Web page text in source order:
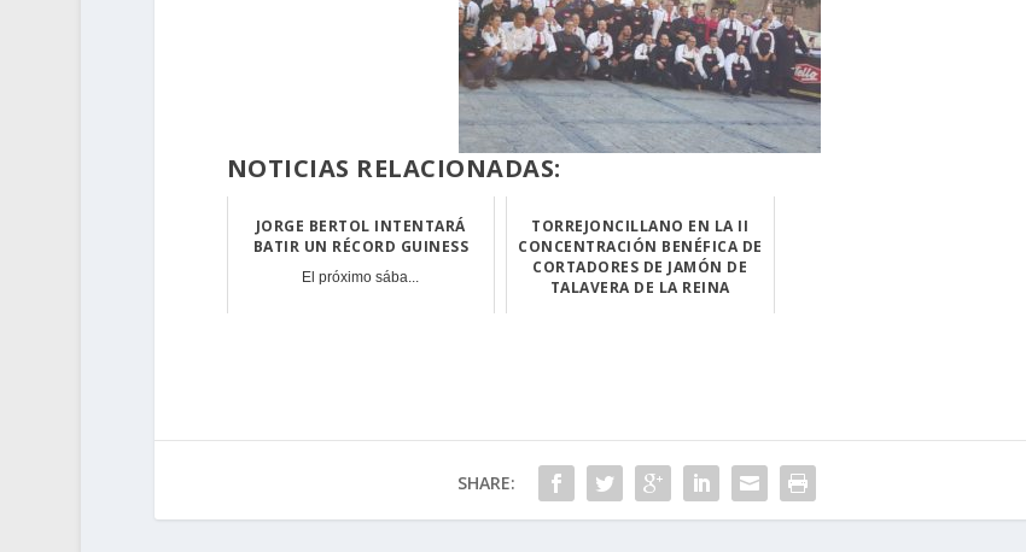
NOTICIAS RELACIONADAS:
JORGE BERTOL INTENTARÁ
BATIR UN RÉCORD GUINESS
El próximo sába...
TORREJONCILLANO EN LA II
CONCENTRACIÓN BENÉFICA DE
CORTADORES DE JAMÓN DE
TALAVERA DE LA REINA
SHARE: